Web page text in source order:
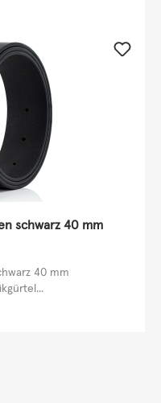
schwarz 40 mm
40 mm